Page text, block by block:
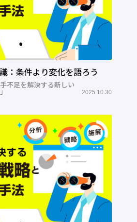
：条件より変化を語ろう
不足を解決する新しい
2025.10.30